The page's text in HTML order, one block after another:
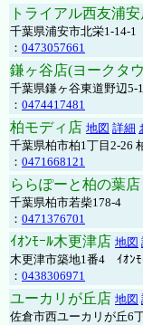
トライアル西友浦
千葉県浦安市北栄1-14-
： 0473057661
鎌ヶ谷店(ヨークタ
千葉県鎌ヶ谷東道野辺5-
： 0474417481
柏モディ店 地図 詳細
千葉県柏市柏1丁目2-26
： 0471668121
ららぽーと柏の葉店
千葉県柏市若柴178-4
： 0471376701
ｲｵﾝﾓｰﾙ木更津店 地図
木更津市築地1番4 ｲｵﾝﾓ
： 0438306971
ユーカリが丘店 地図
佐倉市西ユーカリが丘